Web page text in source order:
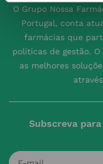
O Grupo Nossa
Portugal, conta
farmácias que
políticas de gestão.
as melhores
Subscreva